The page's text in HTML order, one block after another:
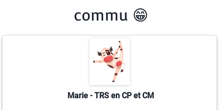
commu 😁​
Marie - TRS en CP et CM